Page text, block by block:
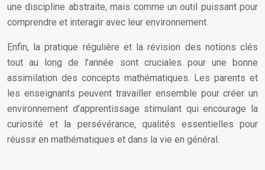
une discipline abstraite, mais comme un outil puissant pour
comprendre et interagir avec leur environnement.
Enfin, la pratique régulière et la révision des notions clés
tout au long de l’année sont cruciales pour une bonne
assimilation des concepts mathématiques. Les parents et
les enseignants peuvent travailler ensemble pour créer un
environnement d’apprentissage stimulant qui encourage la
curiosité et la persévérance, qualités essentielles pour
réussir en mathématiques et dans la vie en général.